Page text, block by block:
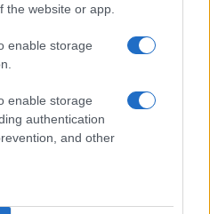
the website or app.
enable storage
enable storage
authentication
and other
per focalizzazione,